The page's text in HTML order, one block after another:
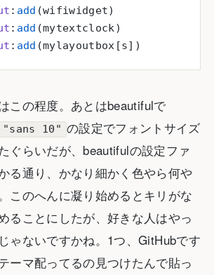
: add (wifiwidget)
: add (mytextclock)
: add (mylayoutbox[s])
この程度。あとはbeautifulで
10" の設定でフォントサイズ
ぐらいだが、beautifulの設定ファ
る通り、かなり細かく色やら何や
このへんに凝り始めるとキリがな
ることにしたが、好きな人はやっ
ゃないですかね。1つ、GitHubです
ーマ配ってるの見つけたんで貼っ